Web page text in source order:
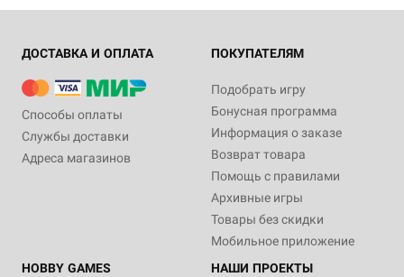
ДОСТАВКА И ОПЛАТА
Способы оплаты
Службы доставки
Адреса магазинов
ПОКУПАТЕЛЯМ
Подобрать игру
Бонусная программа
Информация о заказе
Возврат товара
Помощь с правилами
Архивные игры
Товары без скидки
Мобильное приложение
HOBBY GAMES
НАШИ ПРОЕКТЫ